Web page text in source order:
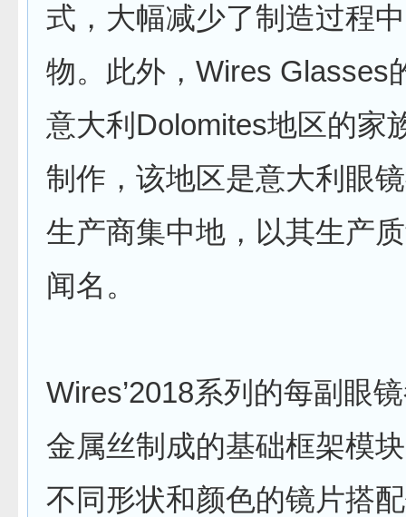
式，大幅减少了制造过程
物。此外，Wires Glasses
意大利Dolomites地区的家
制作，该地区是意大利眼
生产商集中地，以其生产
闻名。
Wires’2018系列的每副眼
金属丝制成的基础框架模
不同形状和颜色的镜片搭